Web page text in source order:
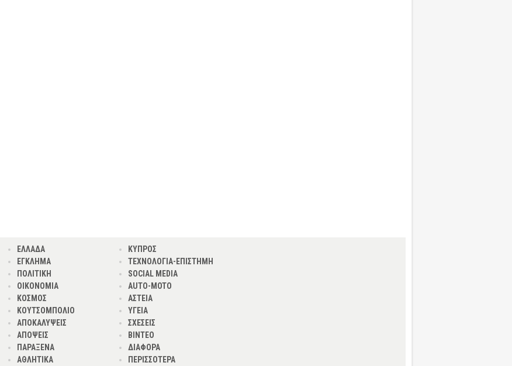
ΕΛΛΑΔΑ
ΕΓΚΛΗΜΑ
ΠΟΛΙΤΙΚΗ
ΟΙΚΟΝΟΜΙΑ
ΚΟΣΜΟΣ
ΚΟΥΤΣΟΜΠΟΛΙΟ
ΑΠΟΚΑΛΥΨΕΙΣ
ΑΠΟΨΕΙΣ
ΠΑΡΑΞΕΝΑ
ΑΘΛΗΤΙΚΑ
ΚΥΠΡΟΣ
ΤΕΧΝΟΛΟΓΙΑ-ΕΠΙΣΤΗΜΗ
SOCIAL MEDIA
AUTO-MOTO
ΑΣΤΕΙΑ
ΥΓΕΙΑ
ΣΧΕΣΕΙΣ
ΒΙΝΤΕΟ
ΔΙΑΦΟΡΑ
ΠΕΡΙΣΣΟΤΕΡΑ